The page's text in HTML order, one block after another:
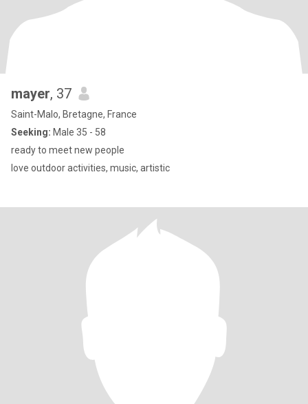
mayer, 37
Saint-Malo, Bretagne, France
Seeking: Male 35 - 58
ready to meet new people
love outdoor activities, music, artistic